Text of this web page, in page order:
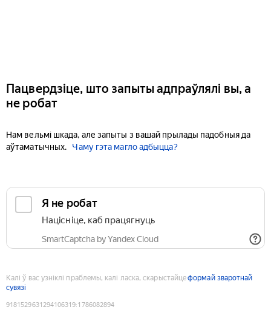
Пацвердзіце, што запыты адпраўлялі вы, а
не робат
Нам вельмі шкада, але запыты з вашай прылады падобныя да
аўтаматычных.
Чаму гэта магло адбыцца?
Я не робат
Націсніце, каб працягнуць
SmartCaptcha by Yandex Cloud
Калі ў вас узніклі праблемы, калі ласка, скарыстайцеформай зваротнай
сувязі
9181529631294106319:1786082894